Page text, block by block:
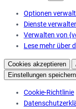
Optionen
Dienste
Verwalten von
Lese mehr über
Cookies akzeptieren
Einstellungen speichern
Cookie-Richtlinie